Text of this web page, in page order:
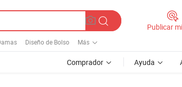
Diseño de Bolso Más
Publicar
Comprador Ayuda